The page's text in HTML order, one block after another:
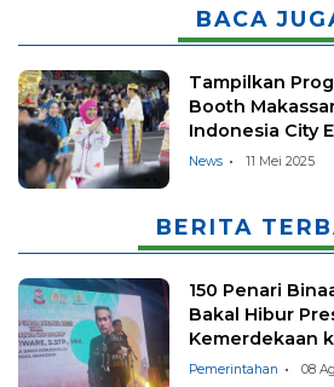
BACA
Tampilkan
Booth
Indonesia City
News 11 Mei 2025
BERITA
150 Penari
Bakal Hibur
Kemerdekaan
Negara
Pemerintahan 08